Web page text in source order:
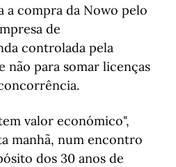
a compra da Nowo pelo
de
controlada pela
não para somar licenças
valor económico",
manhã, num encontro
dos 30 anos de